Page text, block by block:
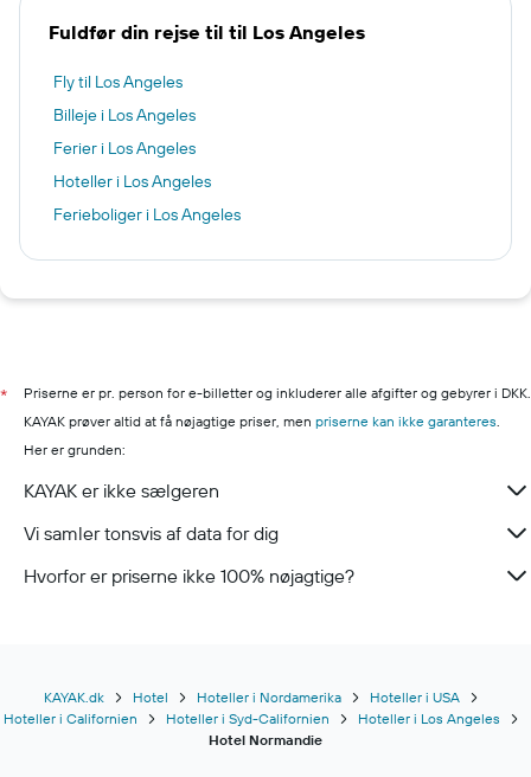
Fuldfør din rejse til til Los Angeles
Fly til Los Angeles
Billeje i Los Angeles
Ferier i Los Angeles
Hoteller i Los Angeles
Ferieboliger i Los Angeles
*
Priserne er pr. person for e-billetter og inkluderer alle afgifter og gebyrer i DKK.
KAYAK prøver altid at få nøjagtige priser, men priserne kan ikke garanteres.
Her er grunden:
KAYAK er ikke sælgeren
Vi samler tonsvis af data for dig
Hvorfor er priserne ikke 100% nøjagtige?
KAYAK.dk Hotel Hoteller i Nordamerika
Hoteller i USA
Hoteller i Californien
Hoteller i Syd-Californien
Hoteller i Los Angeles
Hotel Normandie